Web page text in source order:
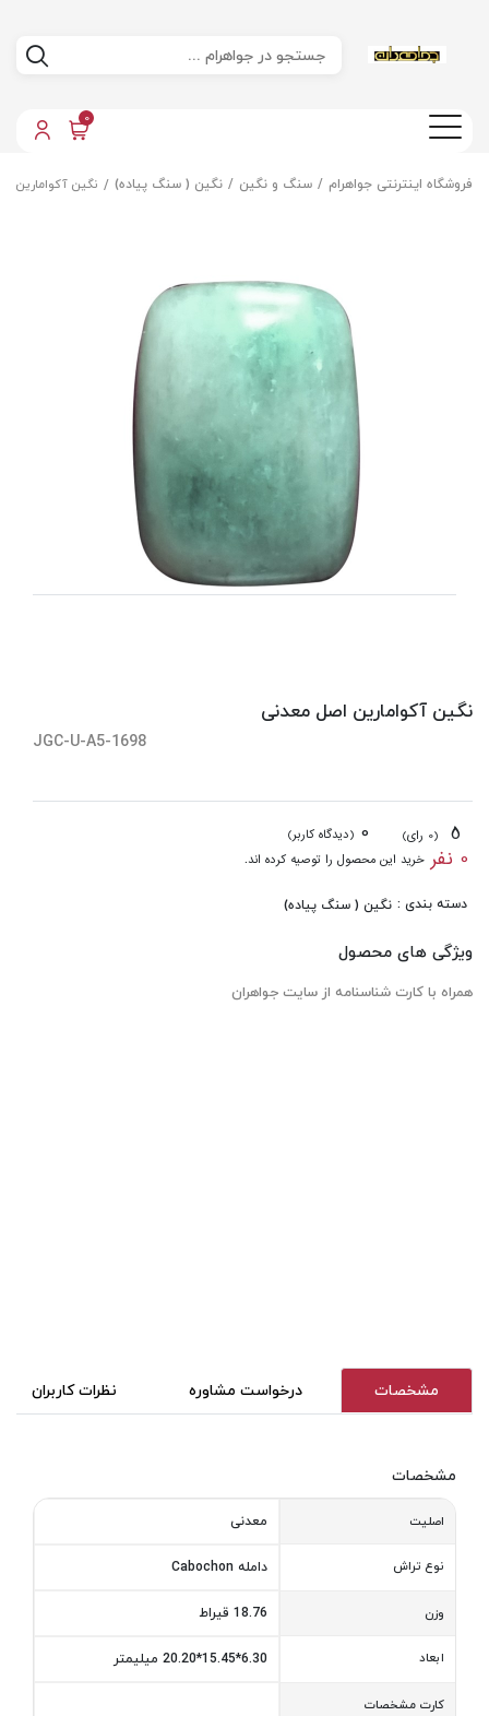
0
فروشگاه اینترنتی جواهرام سنگ و نگین نگین ( سنگ پیاده) نگین آکوامارین
نگین آکوامارین اصل معدنی
JGC-U-A5-1698
(0 رای) 0 (دیدگاه کاربر)
0 نفر خرید این محصول را توصیه کرده اند.
دسته بندی : نگین ( سنگ پیاده)
ویژگی های محصول
همراه با کارت شناسنامه از سایت جواهران
مشخصات درخواست مشاوره نظرات کاربران
مشخصات
اصلیت معدنی
نوع تراش دامله Cabochon
وزن 18.76 قیراط
ابعاد 6.30*15.45*20.20 میلیمتر
کارت مشخصات